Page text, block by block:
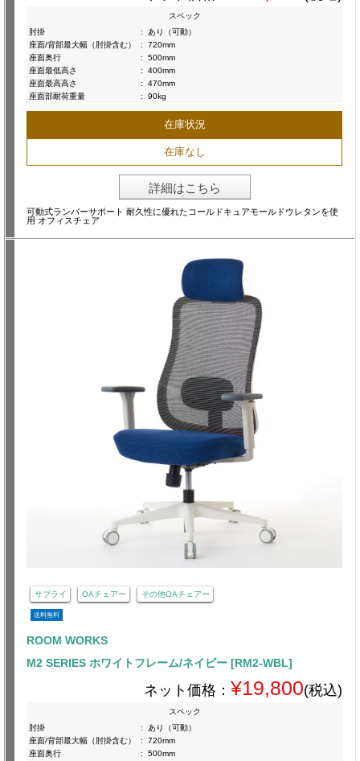
スペック
肘掛
:
あり（可動）
座面/背部最大幅（肘掛含む）
:
720mm
座面奥行
:
500mm
座面最低高さ
:
400mm
座面最高高さ
:
470mm
座面部耐荷重量
: 90kg
在庫状況
在庫なし
詳細はこちら
可動式ランバーサポート 耐久性に優れたコールドキュアモールドウレタンを使
用 オフィスチェア
サプライ OAチェアー その他OAチェアー
送料無料
ROOM WORKS
M2 SERIES ホワイトフレーム/ネイビー [RM2-WBL]
ネット価格： ¥19,800(税込)
スペック
肘掛
:
あり（可動）
座面/背部最大幅（肘掛含む）
:
720mm
座面奥行
:
500mm